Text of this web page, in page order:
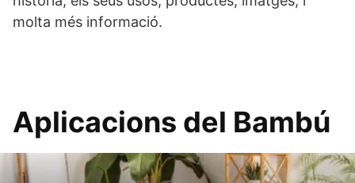
molta més informació.
Aplicacions del Bambú